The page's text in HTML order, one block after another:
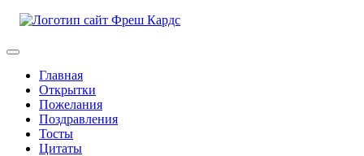
Главная
Открытки
Пожелания
Поздравления
Тосты
Цитаты